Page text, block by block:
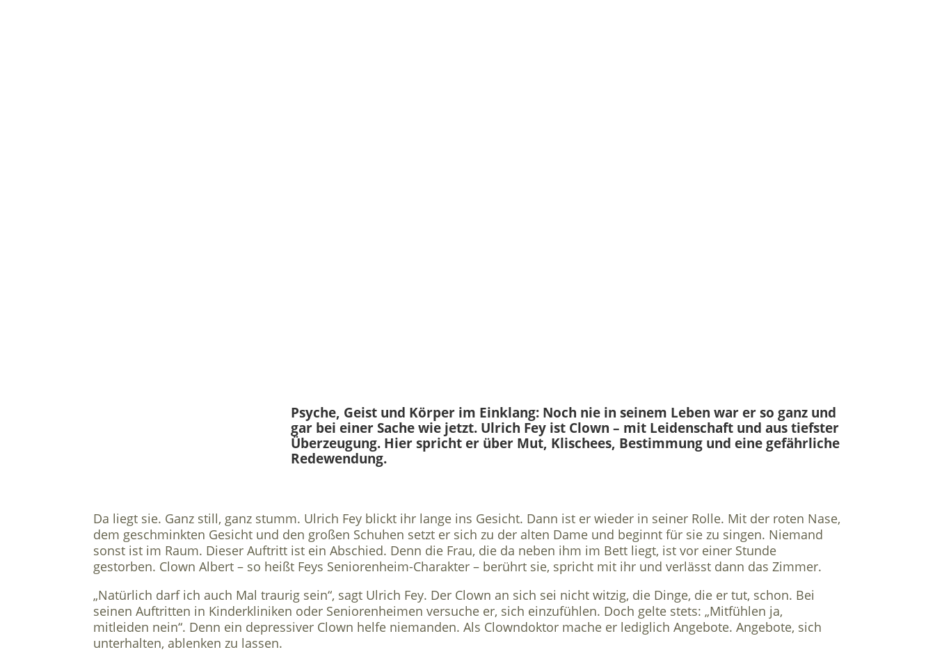
Psyche, Geist und Körper im Einklang: Noch nie in seinem Leben war er so ganz und
gar bei einer Sache wie jetzt. Ulrich Fey ist Clown – mit Leidenschaft und aus tiefster
Überzeugung. Hier spricht er über Mut, Klischees, Bestimmung und eine gefährliche
Redewendung.
Da liegt sie. Ganz still, ganz stumm. Ulrich Fey blickt ihr lange ins Gesicht. Dann ist er wieder in seiner Rolle. Mit der roten Nase,
dem geschminkten Gesicht und den großen Schuhen setzt er sich zu der alten Dame und beginnt für sie zu singen. Niemand
sonst ist im Raum. Dieser Auftritt ist ein Abschied. Denn die Frau, die da neben ihm im Bett liegt, ist vor einer Stunde
gestorben. Clown Albert – so heißt Feys Seniorenheim-Charakter – berührt sie, spricht mit ihr und verlässt dann das Zimmer.
„Natürlich darf ich auch Mal traurig sein“, sagt Ulrich Fey. Der Clown an sich sei nicht witzig, die Dinge, die er tut, schon. Bei
seinen Auftritten in Kinderkliniken oder Seniorenheimen versuche er, sich einzufühlen. Doch gelte stets: „Mitfühlen ja,
mitleiden nein“. Denn ein depressiver Clown helfe niemanden. Als Clowndoktor mache er lediglich Angebote. Angebote, sich
unterhalten, ablenken zu lassen.